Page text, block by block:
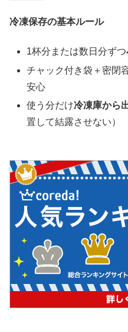
冷凍保存の基本ルール
1杯分または数日分ずつ
チャック付き袋＋密閉
安心
使う分だけ冷凍庫から
置して結露させない）